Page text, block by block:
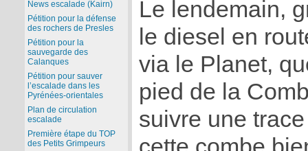
Le lendemain,
le diesel en
via le Planet,
pied de la
suivre une
News escalade (Kairn)
Pétition pour la défense
des rochers de Presles
Pétition pour la
sauvegarde des
Calanques
Pétition pour sauver
l’escalade dans les
Pyrénées-orientales
Plan de circulation
escalade
Première étape du TOP
des Petits Grimpeurs